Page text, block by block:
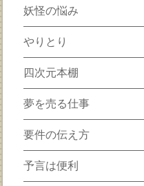
妖怪の悩み
やりとり
四次元本棚
夢を売る仕事
要件の伝え方
予言は便利